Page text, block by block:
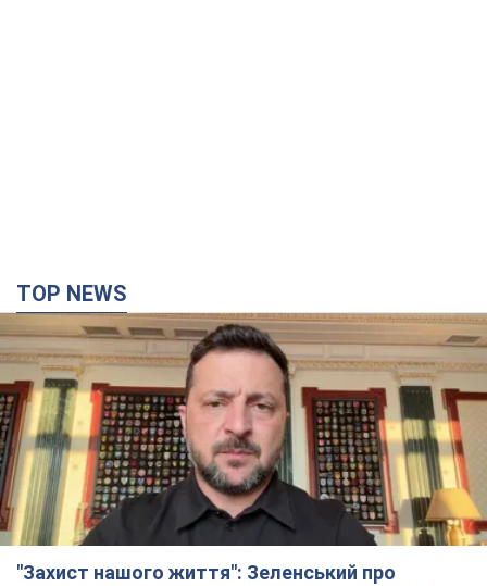
TOP NEWS
"Захист нашого життя": Зеленський про